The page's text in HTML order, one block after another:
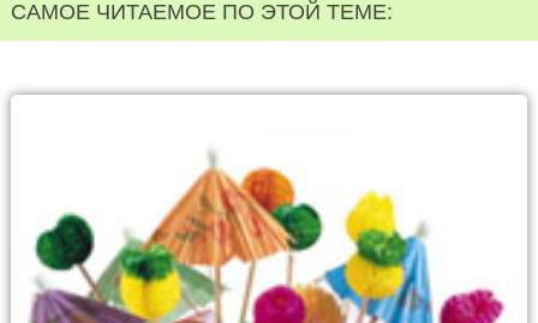
САМОЕ ЧИТАЕМОЕ ПО ЭТОЙ ТЕМЕ: